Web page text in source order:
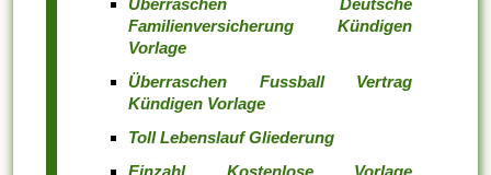
Familienversicherung Kündigen
Vorlage
Überraschen Fussball Vertrag
Kündigen Vorlage
Toll Lebenslauf Gliederung
Einzahl Kostenlose Vorlage